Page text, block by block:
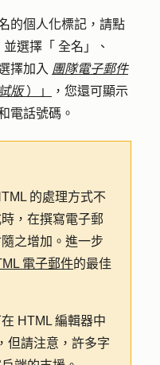
的個人化標記，請點
並選擇 「 全名 」、
擇加入 團隊電子郵件
版）」
，您還可顯示
電話號碼。
的處理方式不
，在撰寫電子郵
之增加。進一步
電子郵件的最佳
HTML 編輯器中
但請注意，許多字